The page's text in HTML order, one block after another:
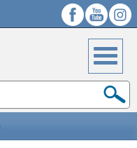
Instagram